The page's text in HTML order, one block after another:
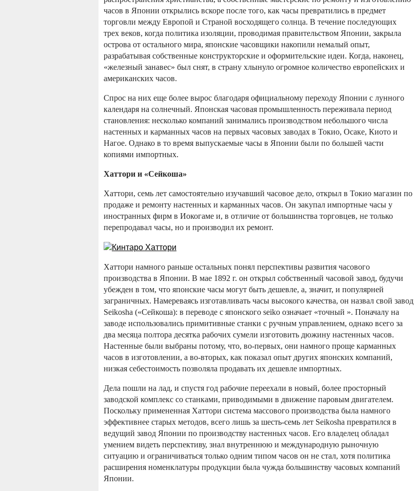
часов в Японии открылись вскоре после того, как часы превратились в предмет
торговли между Европой и Страной восходящего солнца. В течение последующих
трех веков, когда политика изоляции, проводимая правительством Японии, закрыла
острова от остального мира, японские часовщики накопили немалый опыт,
разрабатывая собственные конструкторские и оформительские идеи. Когда, наконец,
«железный занавес» был снят, в страну хлынуло огромное количество европейских и
американских часов.
Спрос на них еще более вырос благодаря официальному переходу Японии с лунного
календаря на солнечный. Японская часовая промышленность переживала период
становления: несколько компаний занимались производством небольшого числа
настенных и карманных часов на первых часовых заводах в Токио, Осаке, Киото и
Нагое. Однако в то время выпускаемые часы в Японии были по большей части
копиями импортных.
Хаттори и «Сейкоша»
Хаттори, семь лет самостоятельно изучавший часовое дело, открыл в Токио магазин по
продаже и ремонту настенных и карманных часов. Он закупал импортные часы у
иностранных фирм в Иокогаме и, в отличие от большинства торговцев, не только
перепродавал часы, но и производил их ремонт.
Хаттори намного раньше остальных понял перспективы развития часового
производства в Японии. В мае 1892 г. он открыл собственный часовой завод, будучи
убежден в том, что японские часы могут быть дешевле, а, значит, и популярней
заграничных. Намереваясь изготавливать часы высокого качества, он назвал свой завод
Seikosha («Сейкоша): в переводе с японского seiko означает «точный ». Поначалу на
заводе использовались примитивные станки с ручным управлением, однако всего за
два месяца полтора десятка рабочих сумели изготовить дюжину настенных часов.
Настенные были выбраны потому, что, во-первых, они намного проще карманных
часов в изготовлении, а во-вторых, как показал опыт других японских компаний,
низкая себестоимость позволяла продавать их дешевле импортных.
Дела пошли на лад, и спустя год рабочие переехали в новый, более просторный
заводской комплекс со станками, приводимыми в движение паровым двигателем.
Поскольку примененная Хаттори система массового производства была намного
эффективнее старых методов, всего лишь за шесть-семь лет Seikosha превратился в
ведущий завод Японии по производству настенных часов. Его владелец обладал
умением видеть перспективу, знал внутреннюю и международную рыночную
ситуацию и ограничиваться только одним типом часов он не стал, хотя политика
расширения номенклатуры продукции была чужда большинству часовых компаний
Японии.